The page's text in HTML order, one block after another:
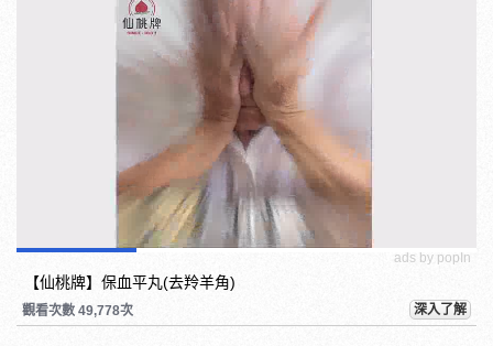
ads by popIn
【仙桃牌】保血平丸(去羚羊角)
觀看次數 49,778次 深入了解